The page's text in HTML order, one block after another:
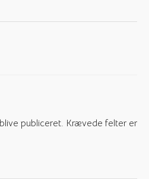
publiceret. Krævede felter er